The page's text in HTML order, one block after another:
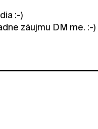
:-)
záujmu DM me. :-)